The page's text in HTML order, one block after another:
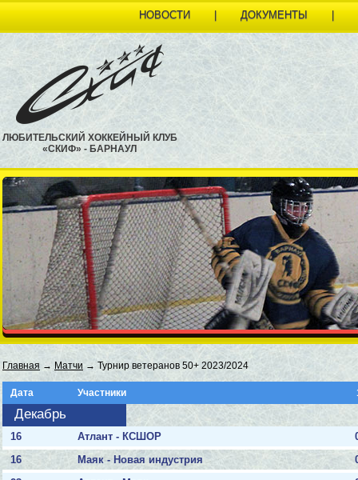
НОВОСТИ | ДОКУМЕНТЫ |
ЛЮБИТЕЛЬСКИЙ ХОККЕЙНЫЙ КЛУБ
«СКИФ» - БАРНАУЛ
Главная → Матчи → Турнир ветеранов 50+ 2023/2024
Дата Участники
Декабрь
16 Атлант - КСШОР
16
Маяк - Новая индустрия